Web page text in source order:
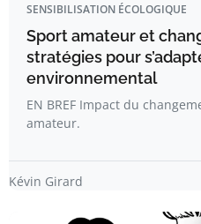
SENSIBILISATION ÉCOLOGIQUE
Sport amateur et
stratégies pour
environnemental
EN BREF Impact du
amateur.
Kévin Girard